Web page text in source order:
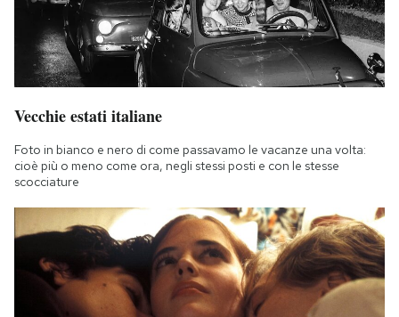
Vecchie estati italiane
Foto in bianco e nero di come passavamo le vacanze una volta:
cioè più o meno come ora, negli stessi posti e con le stesse
scocciature